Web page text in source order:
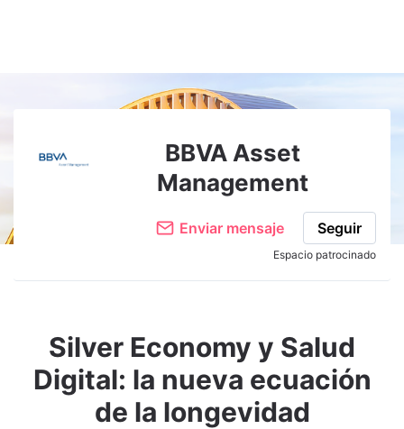
BBVA Asset
Management
Enviar mensaje Seguir
Espacio patrocinado
Silver Economy y Salud
Digital: la nueva ecuación
de la longevidad